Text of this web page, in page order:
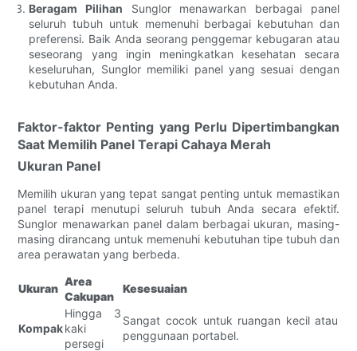
Beragam Pilihan Sunglor menawarkan berbagai panel
seluruh tubuh untuk memenuhi berbagai kebutuhan dan
preferensi. Baik Anda seorang penggemar kebugaran atau
seseorang yang ingin meningkatkan kesehatan secara
keseluruhan, Sunglor memiliki panel yang sesuai dengan
kebutuhan Anda.
Faktor-faktor Penting yang Perlu Dipertimbangkan
Saat Memilih Panel Terapi Cahaya Merah
Ukuran Panel
Memilih ukuran yang tepat sangat penting untuk memastikan
panel terapi menutupi seluruh tubuh Anda secara efektif.
Sunglor menawarkan panel dalam berbagai ukuran, masing-
masing dirancang untuk memenuhi kebutuhan tipe tubuh dan
area perawatan yang berbeda.
Ukuran
Area
Cakupan
Kesesuaian
Kompak
Hingga 3
kaki
persegi
Sangat cocok untuk ruangan kecil atau
penggunaan portabel.